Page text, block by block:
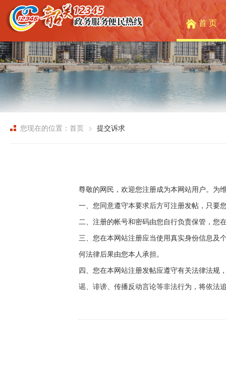
首 页
您现在的位置：首页 提交诉求
尊敬的网民，欢迎您注册成为本网站用户。为
一、您同意遵守本要求后方可注册发帖，只要
二、注册的帐号和密码由您自行负责保管，您
三、您在本网站注册应当使用真实身份信息及
何法律后果由您本人承担。
四、您在本网站注册发帖应遵守有关法律法规
谣、诽谤、传播反动言论等非法行为，将依法